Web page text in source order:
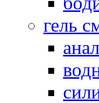
гель